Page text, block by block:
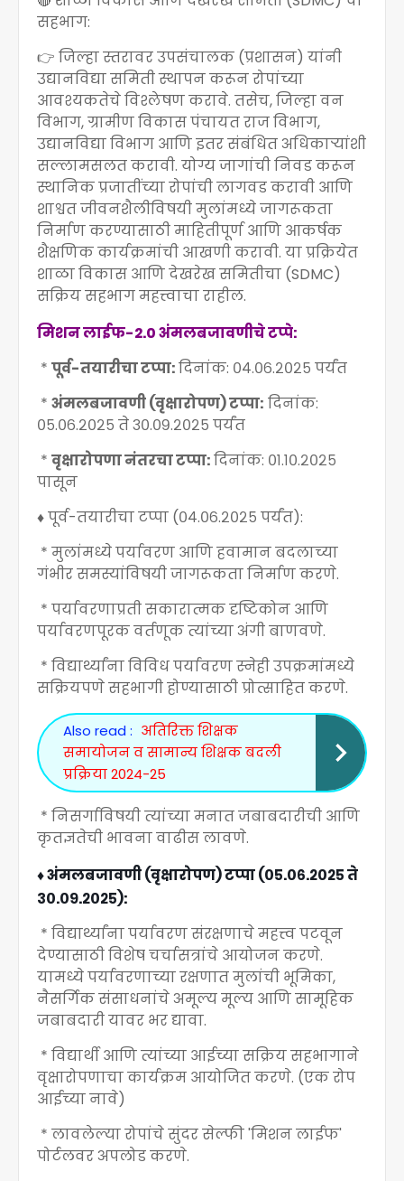
सहभाग:
👉 जिल्हा स्तरावर उपसंचालक (प्रशासन) यांनी
उद्यानविद्या समिती स्थापन करून रोपांच्या
आवश्यकतेचे विश्लेषण करावे. तसेच, जिल्हा वन
विभाग, ग्रामीण विकास पंचायत राज विभाग,
उद्यानविद्या विभाग आणि इतर संबंधित अधिकाऱ्यांशी
सल्लामसलत करावी. योग्य जागांची निवड करून
स्थानिक प्रजातींच्या रोपांची लागवड करावी आणि
शाश्वत जीवनशैलीविषयी मुलांमध्ये जागरूकता
निर्माण करण्यासाठी माहितीपूर्ण आणि आकर्षक
शैक्षणिक कार्यक्रमांची आखणी करावी. या प्रक्रियेत
शाळा विकास आणि देखरेख समितीचा (SDMC)
सक्रिय सहभाग महत्त्वाचा राहील.
मिशन लाईफ-2.0 अंमलबजावणीचे टप्पे:
* पूर्व-तयारीचा टप्पा:दिनांक: ०४.०६.२०२५ पर्यंत
* अंमलबजावणी (वृक्षारोपण) टप्पा: दिनांक:
०५.०६.२०२५ ते ३०.०९.२०२५ पर्यंत
* वृक्षारोपणा नंतरचा टप्पा:दिनांक: ०१.१०.२०२५
पासून
♦️ पूर्व-तयारीचा टप्पा (०४.०६.२०२५ पर्यंत):
* मुलांमध्ये पर्यावरण आणि हवामान बदलाच्या
गंभीर समस्यांविषयी जागरूकता निर्माण करणे.
* पर्यावरणाप्रती सकारात्मक दृष्टिकोन आणि
पर्यावरणपूरक वर्तणूक त्यांच्या अंगी बाणवणे.
* विद्यार्थ्यांना विविध पर्यावरण स्नेही उपक्रमांमध्ये
सक्रियपणे सहभागी होण्यासाठी प्रोत्साहित करणे.
Also read : अतिरिक्त शिक्षक
समायोजन व सामान्य शिक्षक बदली
प्रक्रिया 2024-25
* निसर्गाविषयी त्यांच्या मनात जबाबदारीची आणि
कृतज्ञतेची भावना वाढीस लावणे.
♦️ अंमलबजावणी (वृक्षारोपण) टप्पा (०५.०६.२०२५ ते
३०.०९.२०२५):
* विद्यार्थ्यांना पर्यावरण संरक्षणाचे महत्त्व पटवून
देण्यासाठी विशेष चर्चासत्रांचे आयोजन करणे.
यामध्ये पर्यावरणाच्या रक्षणात मुलांची भूमिका,
नैसर्गिक संसाधनांचे अमूल्य मूल्य आणि सामूहिक
जबाबदारी यावर भर द्यावा.
* विद्यार्थी आणि त्यांच्या आईच्या सक्रिय सहभागाने
वृक्षारोपणाचा कार्यक्रम आयोजित करणे. (एक रोप
आईच्या नावे)
* लावलेल्या रोपांचे सुंदर सेल्फी 'मिशन लाईफ'
पोर्टलवर अपलोड करणे.